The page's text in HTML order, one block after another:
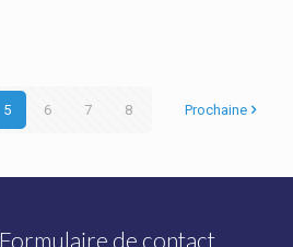
5 6 7 8 Prochaine
Formulaire de contact